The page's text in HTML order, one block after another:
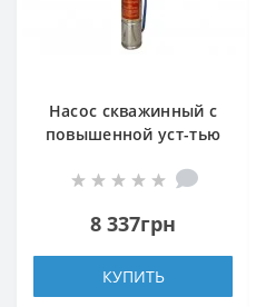
Насос скважинный с
повышенной уст-тью
4SDm3/11 0,75 кВт 80м
NEW
8 337грн
КУПИТЬ